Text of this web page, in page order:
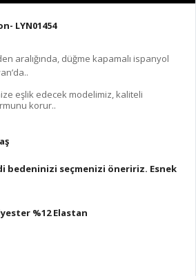
LYN01454
aralığında, düğme kapamalı ispanyol
eşlik edecek modelimiz, kaliteli
korur..
bedeninizi seçmenizi öneririz. Esnek
%12 Elastan